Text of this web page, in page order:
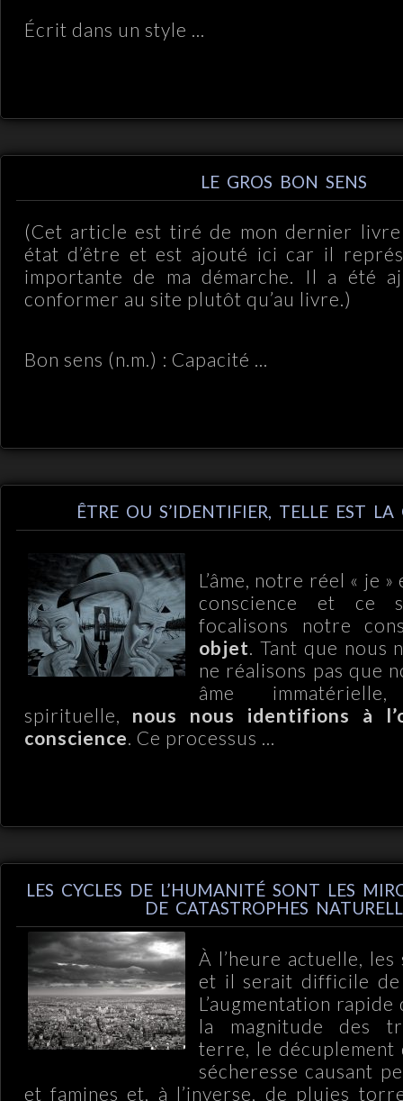
Écrit dans un style ...
LE GROS BON SENS
(Cet article est tiré de mon dernier
état d’être et est ajouté ici car il
importante de ma démarche. Il a été
conformer au site plutôt qu’au livre.)
Bon sens (n.m.) : Capacité ...
ÊTRE OU S’IDENTIFIER, TELLE EST LA
L’âme, notre réel « je
conscience et ce
focalisons notre
objet. Tant que nous
ne réalisons pas que
âme
spirituelle, nous nous identifions à
conscience. Ce processus ...
LES CYCLES DE L’HUMANITÉ SONT LES
DE CATASTROPHES
À l’heure actuelle, les
et il serait difficile de
L’augmentation
la magnitude des
terre, le décuplement
sécheresse causant
et famines et, à l’inverse, de pluies